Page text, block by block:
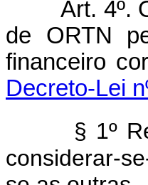
Art. 4º.
de ORTN
Decreto-Lei
§ 1º
considerar-